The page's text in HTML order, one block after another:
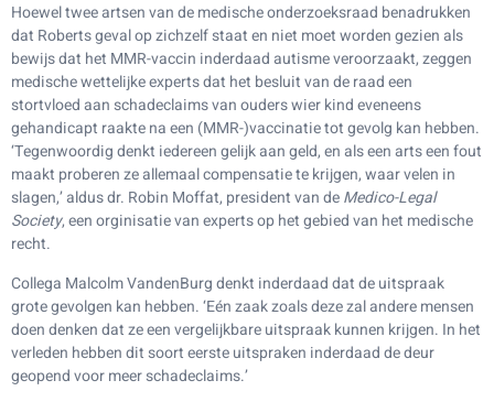
Hoewel twee artsen van de medische onderzoeksraad benadrukken
dat Roberts geval op zichzelf staat en niet moet worden gezien als
bewijs dat het MMR-vaccin inderdaad autisme veroorzaakt, zeggen
medische wettelijke experts dat het besluit van de raad een
stortvloed aan schadeclaims van ouders wier kind eveneens
gehandicapt raakte na een (MMR-)vaccinatie tot gevolg kan hebben.
‘Tegenwoordig denkt iedereen gelijk aan geld, en als een arts een fout
maakt proberen ze allemaal compensatie te krijgen, waar velen in
slagen,’ aldus dr. Robin Moffat, president van deMedico-Legal
Society, een orginisatie van experts op het gebied van het medische
recht.
Collega Malcolm VandenBurg denkt inderdaad dat de uitspraak
grote gevolgen kan hebben. ‘Eén zaak zoals deze zal andere mensen
doen denken dat ze een vergelijkbare uitspraak kunnen krijgen. In het
verleden hebben dit soort eerste uitspraken inderdaad de deur
geopend voor meer schadeclaims.’